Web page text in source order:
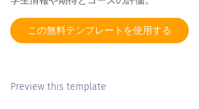
この無料テンプレートを使用する
Preview this template